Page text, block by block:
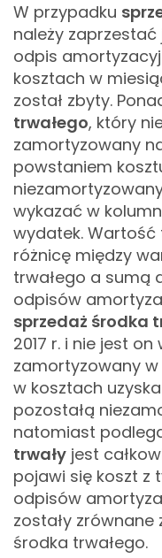
W przypadku
należy
odpis
kosztach w
został zbyty.
trwałego, który
zamortyzowany
powstaniem
wykazać w
wydatek. Wartość
różnicę między
trwałego a sumą
odpisów
sprzedaż środka
2017 r. i nie jest
zamortyzowany
w kosztach
pozostałą
natomiast
trwały jest
pojawi się koszt z
odpisów
zostały
środka trwałego.